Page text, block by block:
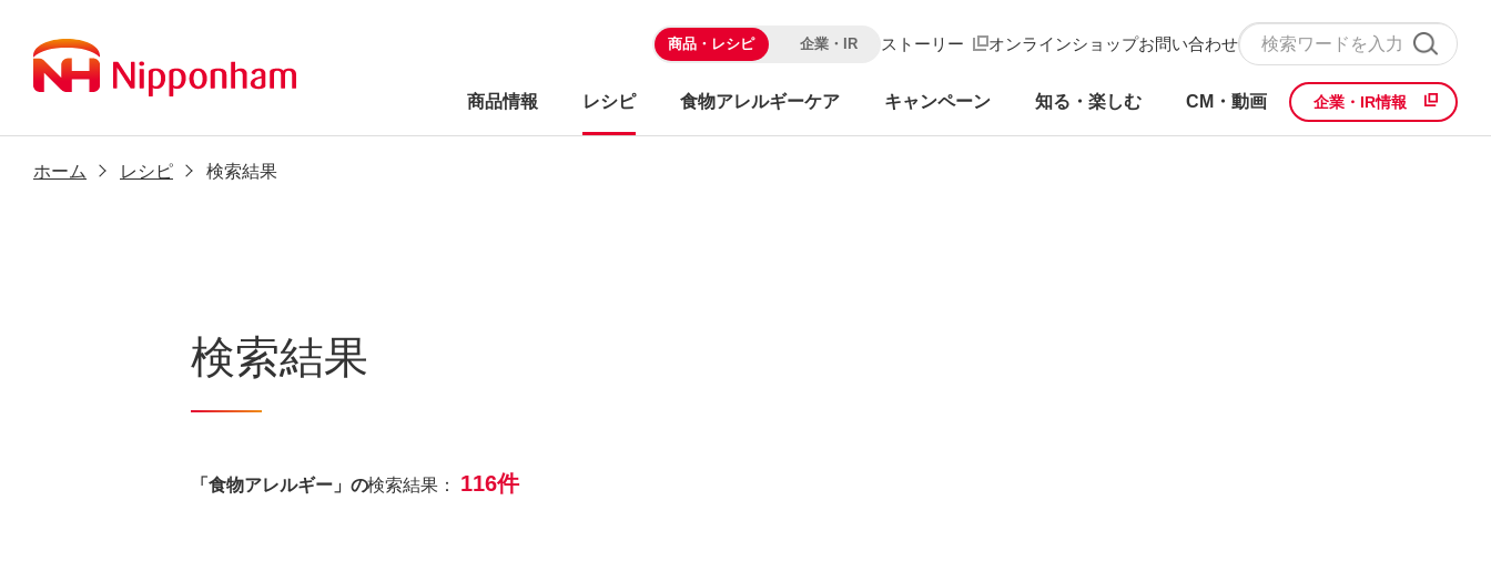
商品・レシピ 企業・IR ストーリー オンラインショップお問い合わせ
商品情報 レシピ 食物アレルギーケア キャンペーン 知る・楽しむ CM・動画 企業・IR情報
ホーム レシピ 検索結果
検索結果
「食物アレルギー」の検索結果： 116件